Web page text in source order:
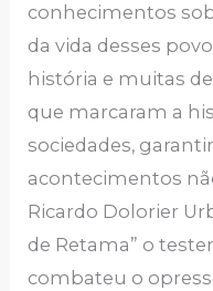
conhecimentos
da vida desses
história e muitas
que marcaram a
sociedades,
acontecimentos
Ricardo Dolorier
de Retama” o
combateu o